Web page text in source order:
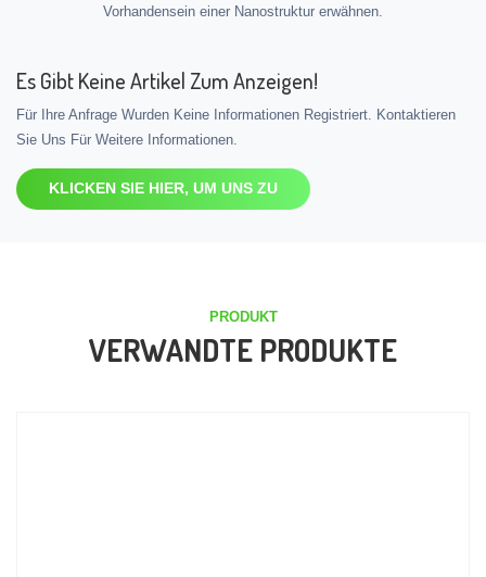
Vorhandensein einer Nanostruktur erwähnen.
Es Gibt Keine Artikel Zum Anzeigen!
Für Ihre Anfrage Wurden Keine Informationen Registriert. Kontaktieren
Sie Uns Für Weitere Informationen.
KLICKEN SIE HIER, UM UNS ZU
PRODUKT
VERWANDTE PRODUKTE